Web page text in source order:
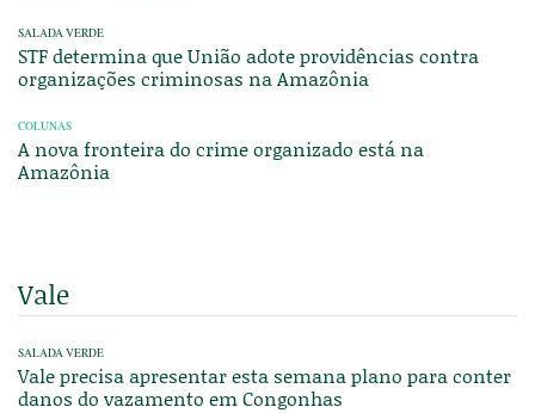
SALADA VERDE
STF determina que União adote providências contra
organizações criminosas na Amazônia
COLUNAS
A nova fronteira do crime organizado está na
Amazônia
Vale
SALADA VERDE
Vale precisa apresentar esta semana plano para conter
danos do vazamento em Congonhas